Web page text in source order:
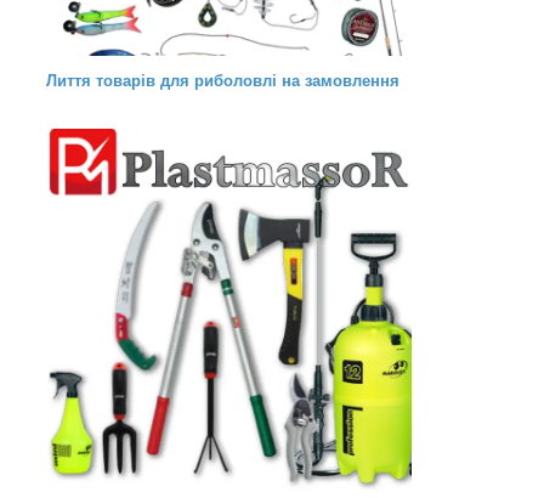
Лиття товарів для риболовлі на замовлення